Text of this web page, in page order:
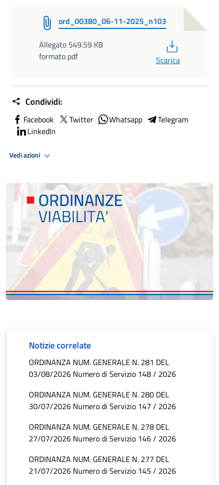
ord_00380_06-11-2025_n103
Allegato 549.59 KB
formato pdf
Scarica
Condividi:
Facebook Twitter Whatsapp
Telegram
LinkedIn
Vedi azioni
Notizie correlate
ORDINANZA NUM. GENERALE N. 281 DEL
03/08/2026 Numero di Servizio 148 / 2026
ORDINANZA NUM. GENERALE N. 280 DEL
30/07/2026 Numero di Servizio 147 / 2026
ORDINANZA NUM. GENERALE N. 278 DEL
27/07/2026 Numero di Servizio 146 / 2026
ORDINANZA NUM. GENERALE N. 277 DEL
21/07/2026 Numero di Servizio 145 / 2026